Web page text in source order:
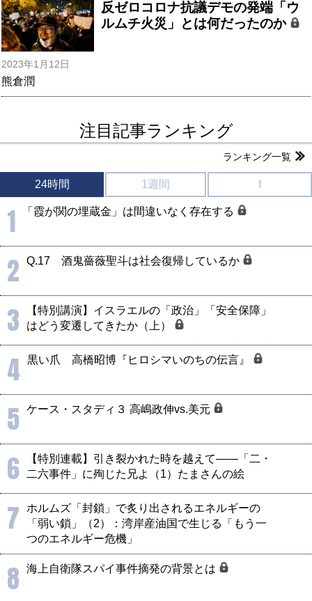
反ゼロコロナ抗議デモの発端「ウ
ルムチ火災」とは何だったのか
2023年1月12日
熊倉潤
注目記事ランキング
ランキング一覧
24時間 1週間 f
1 「霞が関の埋蔵金」は間違いなく存在する
2 Q.17 酒鬼薔薇聖斗は社会復帰しているか
3
【特別講演】イスラエルの「政治」「安全保障」
はどう変遷してきたか（上）
4 黒い爪 高橋昭博『ヒロシマいのちの伝言』
5 ケース・スタディ３ 高嶋政伸vs.美元
6
【特別連載】引き裂かれた時を越えて――「二・
二六事件」に殉じた兄よ（1）たまさんの絵
7
ホルムズ「封鎖」で炙り出されるエネルギーの
「弱い鎖」（2）：湾岸産油国で生じる「もう一
つのエネルギー危機」
8 海上自衛隊スパイ事件摘発の背景とは